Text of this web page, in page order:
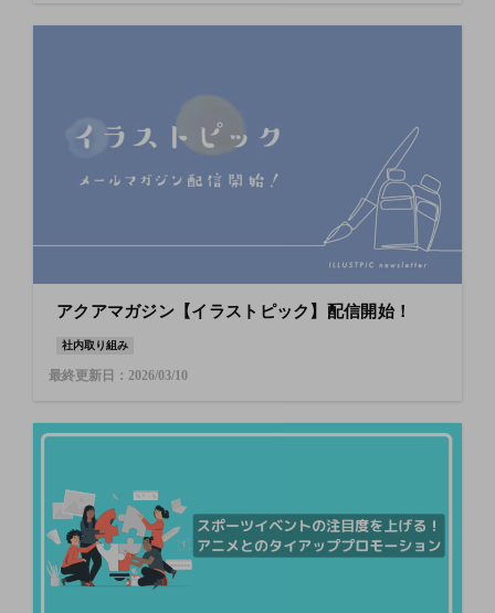
アクアマガジン【イラストピック】配信開始！
社内取り組み
最終更新日：2026/03/10